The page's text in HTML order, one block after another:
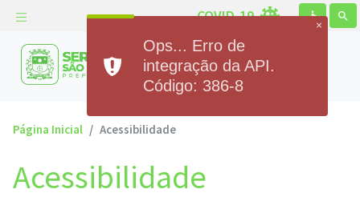
COVID-19 accessible search
Prefeitura Municipal de
Serra de São Bento
Página Inicial Acessibilidade
Acessibilidade
×
Ops... Erro de
integração da API.
Código: 386-8